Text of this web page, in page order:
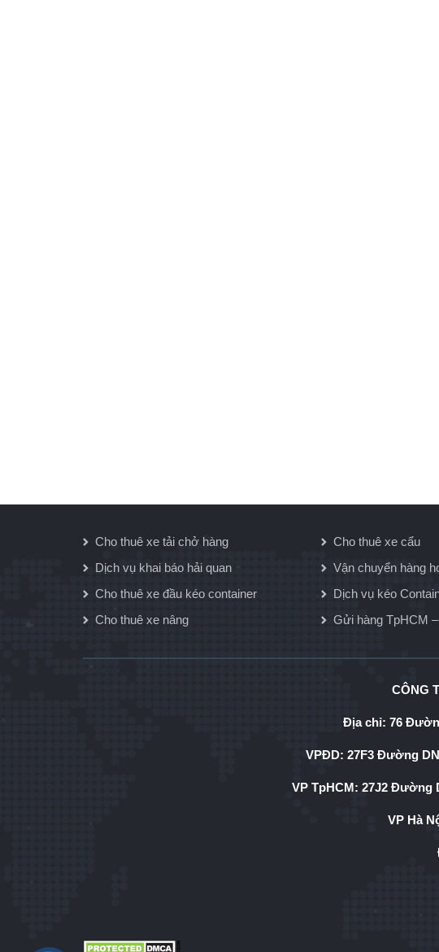
Cho thuê xe tải chở hàng
Dịch vụ khai báo hải quan
Cho thuê xe đầu kéo container
Cho thuê xe nâng
Cho thuê xe cẩu
Vận chuyển hàng
Dịch vụ kéo
Gửi hàng TpHCM
CÔNG
Địa chỉ: 76
VPĐD: 27F3 Đường
VP TpHCM: 27J2 Đường
VP Hà